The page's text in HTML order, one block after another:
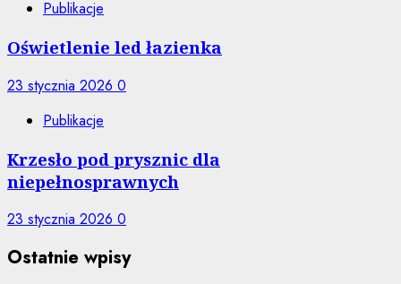
Publikacje
Oświetlenie led łazienka
23 stycznia 2026 0
Publikacje
Krzesło pod prysznic dla
niepełnosprawnych
23 stycznia 2026 0
Ostatnie wpisy